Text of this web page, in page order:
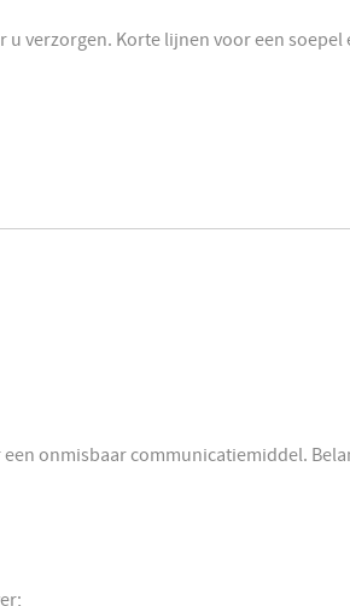
verzorgen. Korte lijnen voor een
onmisbaar communicatiemiddel.